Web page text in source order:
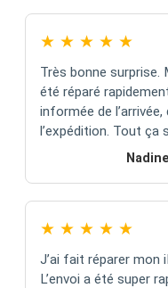
★ ★ ★ ★ ★
Très bonne surprise.
été réparé
informée de
l’expédition. Tout ça
★ ★ ★ ★ ★
J’ai fait réparer mon
L’envoi a été super